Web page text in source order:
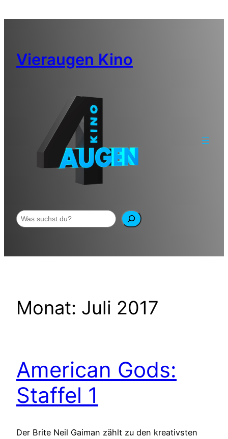
Vieraugen Kino
Suchen
Monat: Juli 2017
American Gods:
Staffel 1
Der Brite Neil Gaiman zählt zu den kreativsten